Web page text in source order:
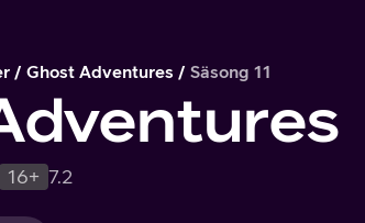
Ghost Adventures Säsong 11
16+ 7.2